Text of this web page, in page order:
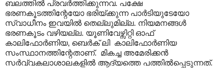
ബലത്തിൽ പ്രവർത്തിക്കുന്നവ. പക്ഷേ
ഭരണകൂടത്തിന്റേയോ ഭരിയ്ക്കുന്ന പാർടിയുടേയോ
സ്വാധീനം ഇവയിൽ തെല്ലുമില്ല. നിയമനങ്ങൾ
ഭരണകൂടം വഴിയല്ല. യൂണിവേഴ്സിറ്റി ഓഫ്
കാലിഫോർണിയ, ബെർക് ലി കാലിഫോർണിയ
സംസ്ഥാനത്തിന്റേതാണ്. മികച്ച അമേരിക്കൻ
സർവ്വകലാശാലകളിൽ ആദ്യത്തെ പത്തിൽപ്പെടുന്നത്.